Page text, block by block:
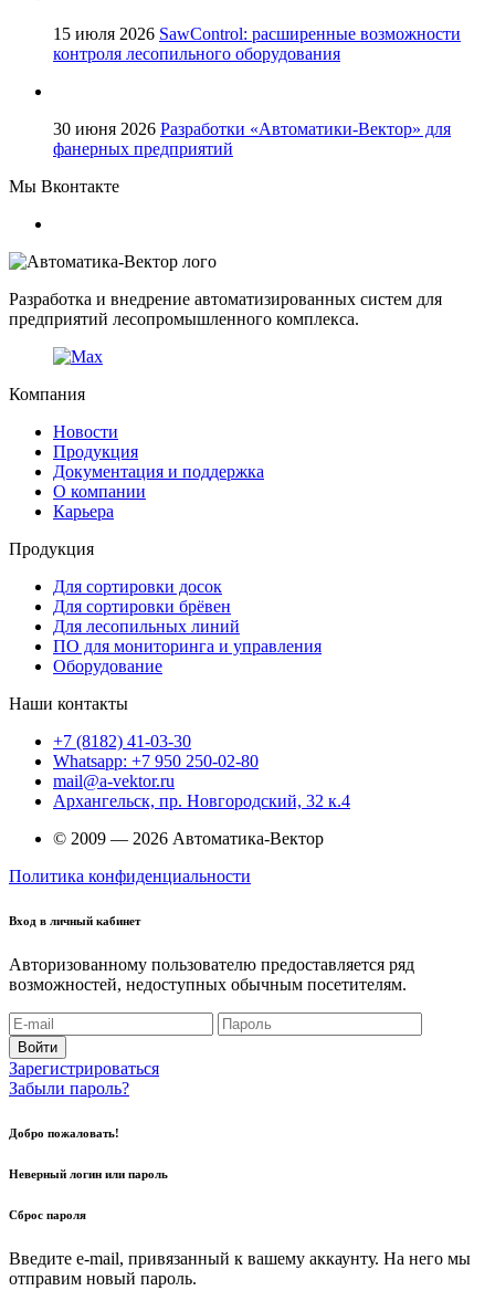
15 июля 2026 SawControl: расширенные возможности
контроля лесопильного оборудования
30 июня 2026 Разработки «Автоматики-Вектор» для
фанерных предприятий
Мы Вконтакте
Разработка и внедрение автоматизированных систем для
предприятий лесопромышленного комплекса.
Компания
Новости
Продукция
Документация и поддержка
О компании
Карьера
Продукция
Для сортировки досок
Для сортировки брёвен
Для лесопильных линий
ПО для мониторинга и управления
Оборудование
Наши контакты
+7 (8182) 41-03-30
Whatsapp: +7 950 250-02-80
mail@a-vektor.ru
Архангельск, пр. Новгородский, 32 к.4
© 2009 — 2026 Автоматика-Вектор
Политика конфиденциальности
Вход в личный кабинет
Авторизованному пользователю предоставляется ряд
возможностей, недоступных обычным посетителям.
Войти
Зарегистрироваться
Забыли пароль?
Добро пожаловать!
Неверный логин или пароль
Сброс пароля
Введите e-mail, привязанный к вашему аккаунту. На него мы
отправим новый пароль.